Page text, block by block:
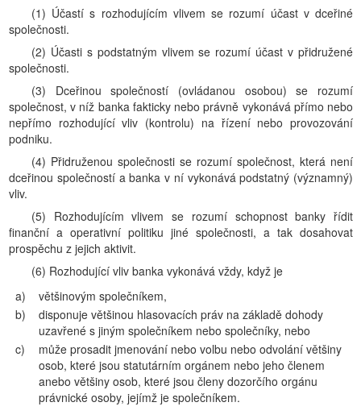
(1) Účastí s rozhodujícím vlivem se rozumí účast v dceřiné
společnosti.
(2) Účasti s podstatným vlivem se rozumí účast v přidružené
společnosti.
(3) Dceřinou společností (ovládanou osobou) se rozumí
společnost, v níž banka fakticky nebo právně vykonává přímo nebo
nepřímo rozhodující vliv (kontrolu) na řízení nebo provozování
podniku.
(4) Přidruženou společnosti se rozumí společnost, která není
dceřinou společností a banka v ní vykonává podstatný (významný)
vliv.
(5) Rozhodujícím vlivem se rozumí schopnost banky řídit
finanční a operativní politiku jiné společnosti, a tak dosahovat
prospěchu z jejich aktivit.
(6) Rozhodující vliv banka vykonává vždy, když je
a)
většinovým společníkem,
b)
disponuje většinou hlasovacích práv na základě dohody
uzavřené s jiným společníkem nebo společníky, nebo
c)
může prosadit jmenování nebo volbu nebo odvolání většiny
osob, které jsou statutárním orgánem nebo jeho členem
anebo většiny osob, které jsou členy dozorčího orgánu
právnické osoby, jejímž je společníkem.